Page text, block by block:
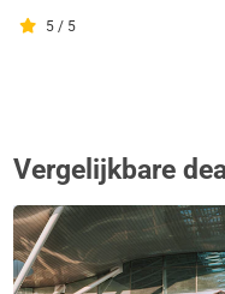
5 / 5
Vergelijkbare